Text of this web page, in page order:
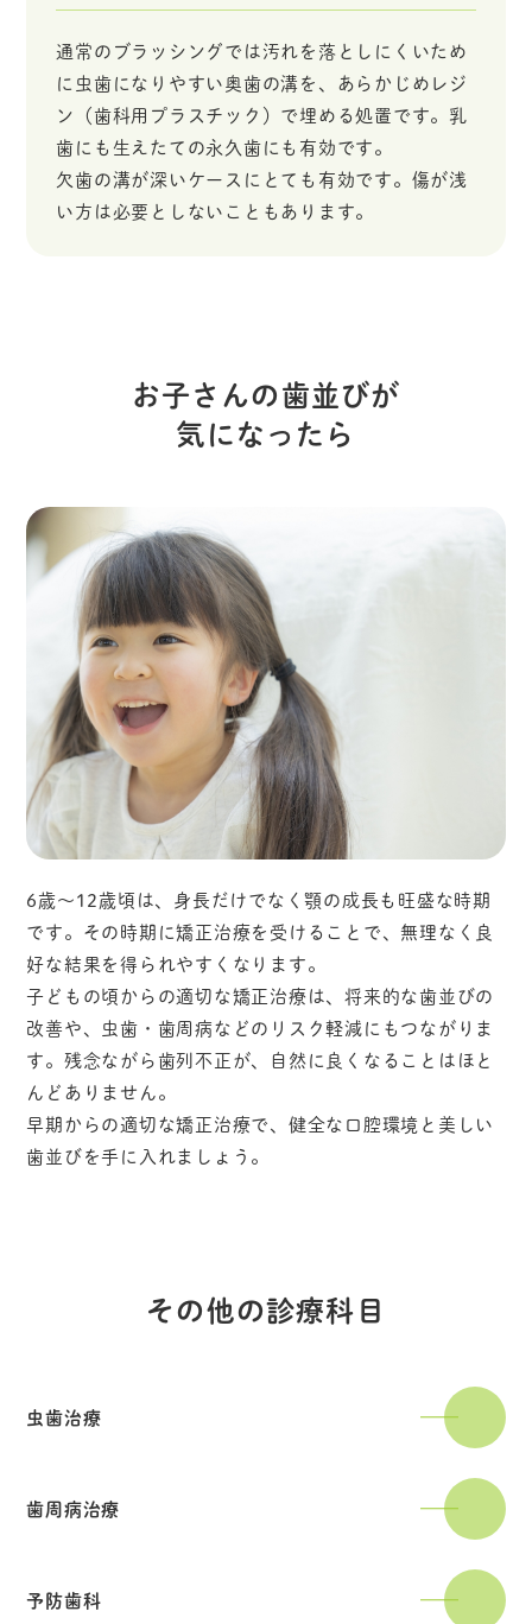
通常のブラッシングでは汚れを落としにくいため
に虫歯になりやすい奥歯の溝を、あらかじめレジ
ン（歯科用プラスチック）で埋める処置です。乳
歯にも生えたての永久歯にも有効です。
欠歯の溝が深いケースにとても有効です。傷が浅
い方は必要としないこともあります。
お子さんの歯並びが
気になったら
6歳〜12歳頃は、身長だけでなく顎の成長も旺盛な時期
です。その時期に矯正治療を受けることで、無理なく良
好な結果を得られやすくなります。
子どもの頃からの適切な矯正治療は、将来的な歯並びの
改善や、虫歯・歯周病などのリスク軽減にもつながりま
す。残念ながら歯列不正が、自然に良くなることはほと
んどありません。
早期からの適切な矯正治療で、健全な口腔環境と美しい
歯並びを手に入れましょう。
その他の診療科目
虫歯治療
歯周病治療
予防歯科